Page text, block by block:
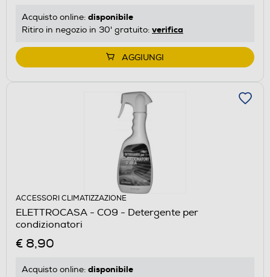
Acquisto online: disponibile
Ritiro in negozio in 30' gratuito: verifica
AGGIUNGI
ACCESSORI CLIMATIZZAZIONE
ELETTROCASA - CO9 - Detergente per
condizionatori
€ 8,90
Acquisto online: disponibile